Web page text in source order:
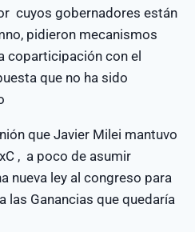
cuyos gobernadores están
pidieron mecanismos
coparticipación con el
que no ha sido
que Javier Milei mantuvo
, a poco de asumir
nueva ley al congreso para
las Ganancias que quedaría